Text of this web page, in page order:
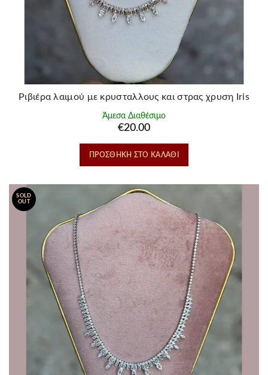
Ριβιέρα λαιμού με κρυσταλλους και στρας χρυση Iris
Άμεσα Διαθέσιμο
€20.00
ΠΡΟΣΘΉΚΗ ΣΤΟ ΚΑΛΆΘΙ
SOLD
OUT